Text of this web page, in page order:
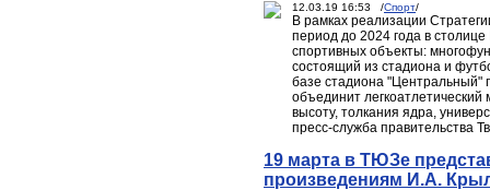
12.03.19 16:53 /Спорт/
В рамках реализации
период до 2024 года в
спортивных объекты:
состоящий из стадиона и
базе стадиона "Центральный"
объединит
высоту, толкания ядра,
пресс-служба правительства
19 марта в ТЮЗе
произведениям И.А.